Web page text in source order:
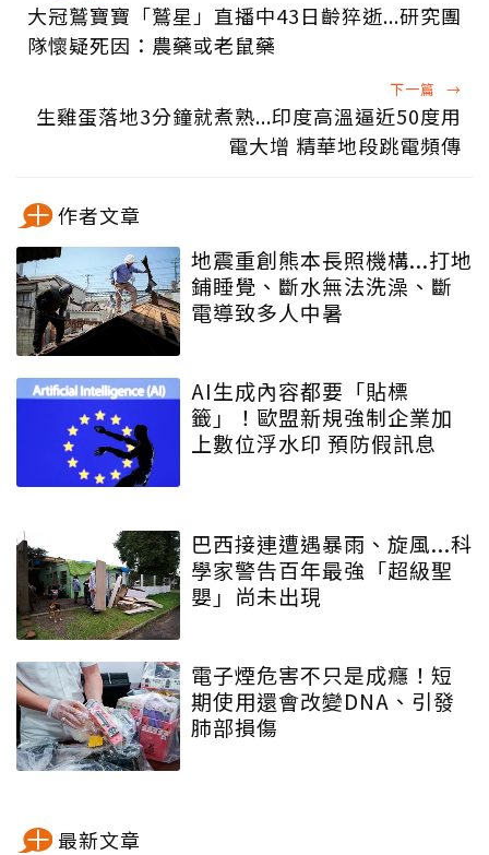
大冠鷲寶寶「鷲星」直播中43日齡猝逝...研究團
隊懷疑死因：農藥或老鼠藥
下一篇 →
生雞蛋落地3分鐘就煮熟...印度高溫逼近50度用
電大增 精華地段跳電頻傳
作者文章
地震重創熊本長照機構...打地
鋪睡覺、斷水無法洗澡、斷
電導致多人中暑
AI生成內容都要「貼標
籤」！歐盟新規強制企業加
上數位浮水印 預防假訊息
巴西接連遭遇暴雨、旋風...科
學家警告百年最強「超級聖
嬰」尚未出現
電子煙危害不只是成癮！短
期使用還會改變DNA、引發
肺部損傷
最新文章